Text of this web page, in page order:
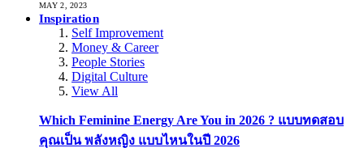
MAY 2, 2023
Inspiration
Self Improvement
Money & Career
People Stories
Digital Culture
View All
Which Feminine Energy Are You in 2026 ? แบบทดสอบ
คุณเป็น พลังหญิง แบบไหนในปี 2026